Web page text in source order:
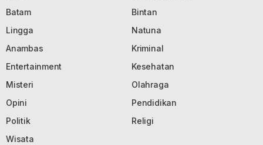
Batam
Bintan
Lingga
Natuna
Anambas
Kriminal
Entertainment
Kesehatan
Misteri
Olahraga
Opini
Pendidikan
Politik
Religi
Wisata